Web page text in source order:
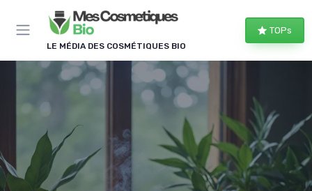
LE MÉDIA DES COSMÉTIQUES BIO
TOPs
Panneau de gestion des cookies